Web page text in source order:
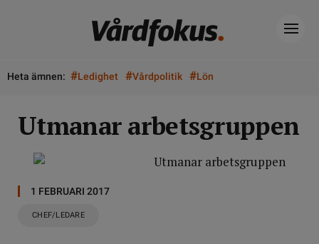
Heta ämnen: #Ledighet #Vårdpolitik #Lön
Utmanar arbetsgruppen
1 FEBRUARI 2017
CHEF/LEDARE